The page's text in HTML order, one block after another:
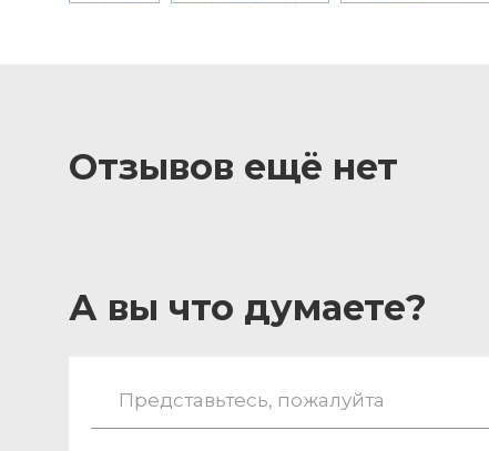
Отзывов ещё нет
А вы что думаете?